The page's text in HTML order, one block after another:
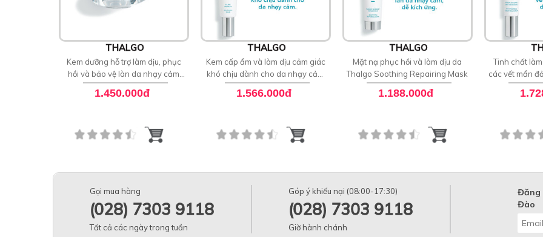
THALGO
Kem dưỡng hỗ trợ làm dịu, phục
hồi và bảo vệ làn da nhạy cảm
cảm Soothing Cream
1.450.000đ
THALGO
Kem cấp ẩm và làm dịu cảm giác
khó chịu dành cho da nhạy cảm
Thalgo Soothing Fluid
1.566.000đ
THALGO
Mặt nạ phục hồi và làm dịu da
Thalgo Soothing Repairing Mask
1.188.000đ
Tinh chất
các vết mẩn
Anti
Gọi mua hàng
(028) 7303 9118
Tất cả các ngày trong tuần
Góp ý khiếu nại (08:00-17:30)
(028) 7303 9118
Giờ hành chánh
Đăng
Đào